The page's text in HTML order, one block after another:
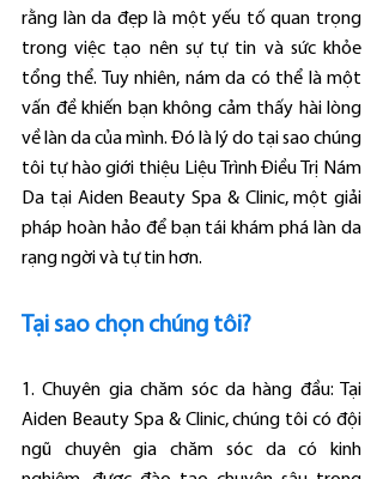
rằng làn da đẹp là một yếu tố quan trọng
trong việc tạo nên sự tự tin và sức khỏe
tổng thể. Tuy nhiên, nám da có thể là một
vấn đề khiến bạn không cảm thấy hài lòng
về làn da của mình. Đó là lý do tại sao chúng
tôi tự hào giới thiệu Liệu Trình Điều Trị Nám
Da tại Aiden Beauty Spa & Clinic, một giải
pháp hoàn hảo để bạn tái khám phá làn da
rạng ngời và tự tin hơn.
Tại sao chọn chúng tôi?
1. Chuyên gia chăm sóc da hàng đầu: Tại
Aiden Beauty Spa & Clinic, chúng tôi có đội
ngũ chuyên gia chăm sóc da có kinh